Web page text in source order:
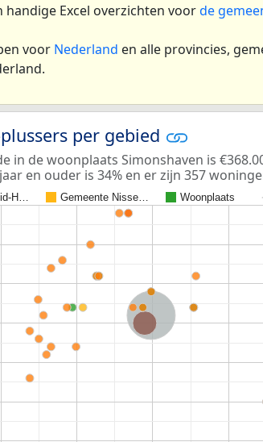
Excel overzichten voorde
voor Nederland en alle provincies,
per gebied
in de woonplaats Simonshaven is
en ouder is 34% en er zijn 357
H… Gemeente Nisse… Woonplaats
Nederland
Provincie Zuid-Holland